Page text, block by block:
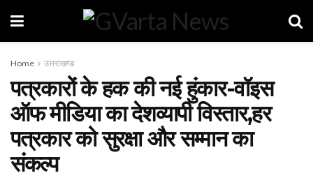
Home उत्तराखण्ड
पत्रकारों के हक की नई हुंकार-वॉइस
ऑफ मीडिया का देशव्यापी विस्तार,हर
पत्रकार को सुरक्षा और सम्मान का
संकल्प